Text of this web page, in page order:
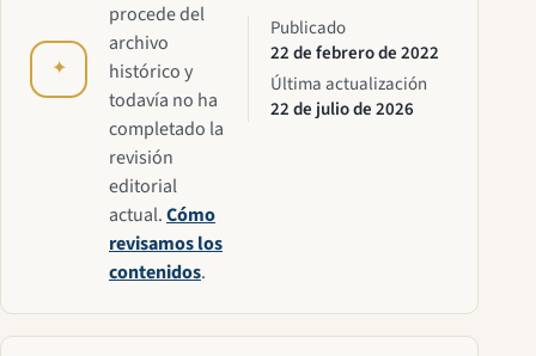
✦
procede del
archivo
histórico y
todavía no ha
completado la
revisión
editorial
actual.Cómo
revisamos los
contenidos.
Publicado
22 de febrero de 2022
Última actualización
22 de julio de 2026